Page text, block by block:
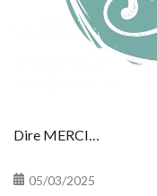
Dire MERCI…
05/03/2025